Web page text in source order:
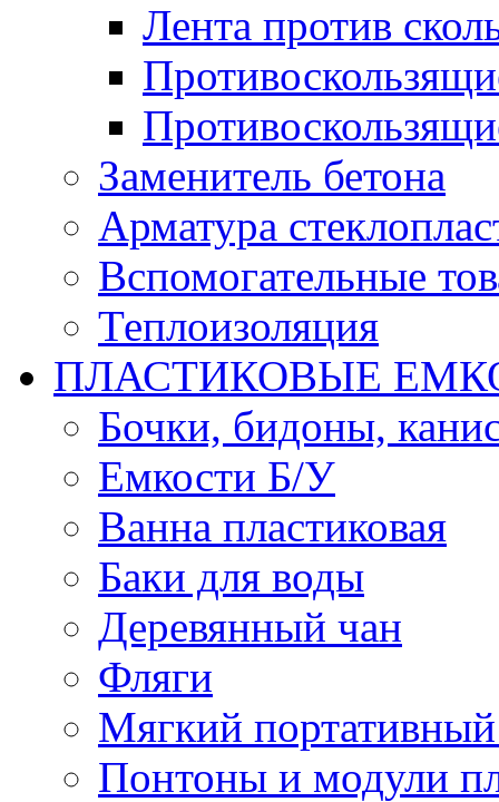
Лента против
Заменитель бетона
Арматура
Вспомогательные
Теплоизоляция
ПЛАСТИКОВЫЕ
Бочки, бидоны,
Емкости Б/У
Ванна пластиковая
Баки для воды
Деревянный чан
Фляги
Мягкий
Понтоны и модули